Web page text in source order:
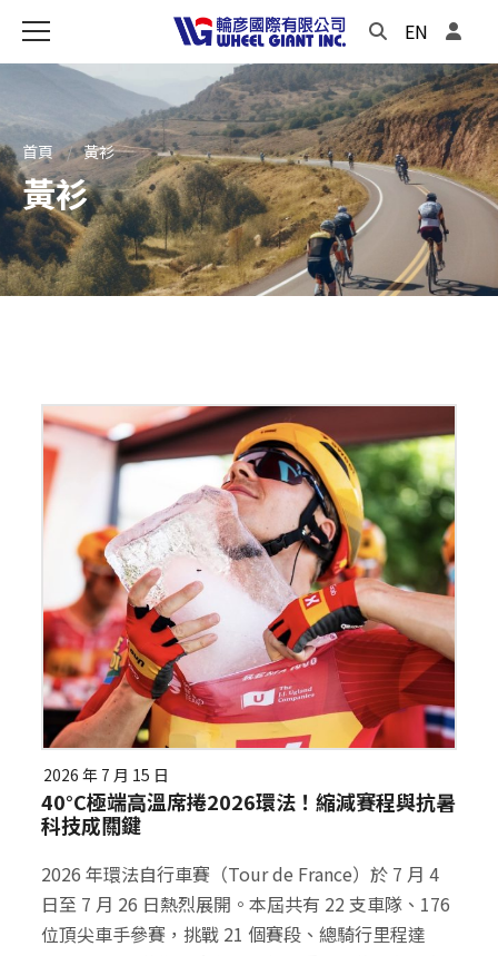
EN
首頁 黃衫
黃衫
2026 年 7 月 15 日
40°C極端高溫席捲2026環法！縮減賽程與抗暑
科技成關鍵
2026 年環法自行車賽（Tour de France）於 7 月 4
日至 7 月 26 日熱烈展開。本屆共有 22 支車隊、176
位頂尖車手參賽，挑戰 21 個賽段、總騎行里程達